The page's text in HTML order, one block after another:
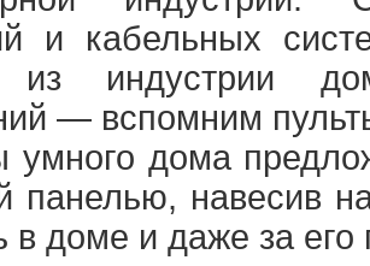
и кабельных
из индустрии
— вспомним
умного дома
панелью, навесив
в доме и даже за